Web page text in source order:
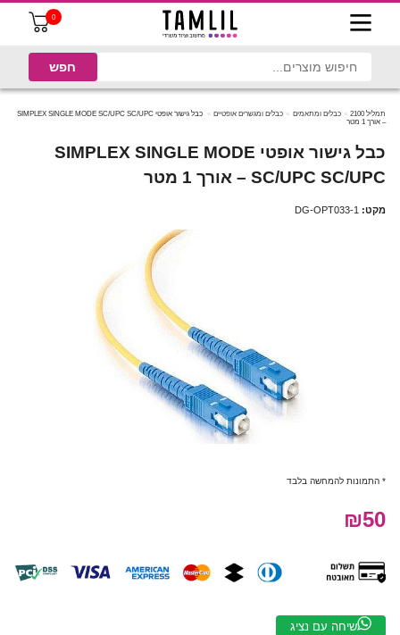
0
תמליל 2100 כבלים ומתאמים כבלים ומגשרים אופטיים
כבל גישור אופטי SIMPLEX SINGLE MODE SC/UPC SC/UPC
– אורך 1 מטר
כבל גישור אופטי SIMPLEX SINGLE MODE
SC/UPC SC/UPC – אורך 1 מטר
מקט: DG-OPT033-1
* התמונות להמחשה בלבד
₪50
שיחה עם נציג